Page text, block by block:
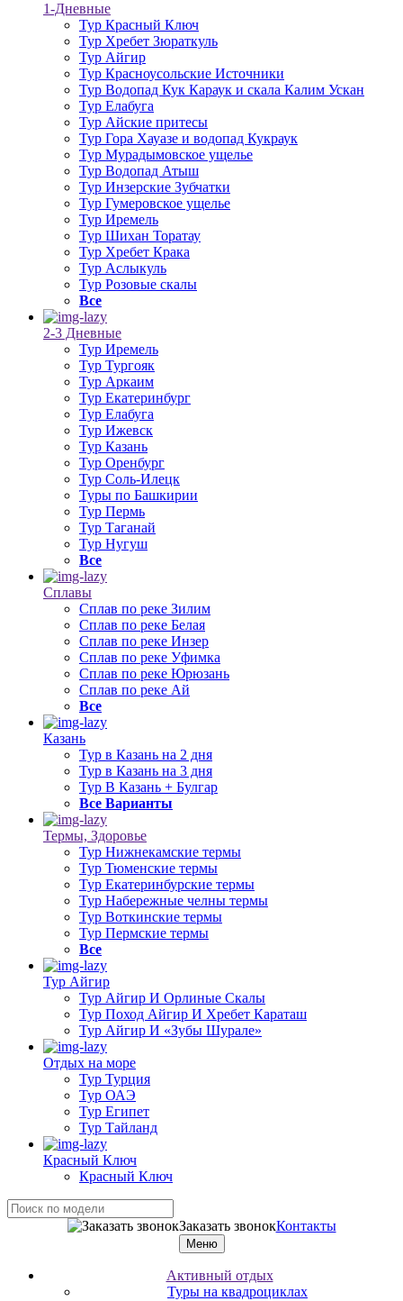
1-Дневные
Тур Красный Ключ
Тур Хребет Зюраткуль
Тур Айгир
Тур Красноусольские Источники
Тур Водопад Кук Караук и скала Калим Ускан
Тур Елабуга
Тур Айские притесы
Тур Гора Хауазе и водопад Кукраук
Тур Мурадымовское ущелье
Тур Водопад Атыш
Тур Инзерские Зубчатки
Тур Гумеровское ущелье
Тур Иремель
Тур Шихан Торатау
Тур Хребет Крака
Тур Аслыкуль
Тур Розовые скалы
Все
2-3 Дневные
Тур Иремель
Тур Тургояк
Тур Аркаим
Тур Екатеринбург
Тур Елабуга
Тур Ижевск
Тур Казань
Тур Оренбург
Тур Соль-Илецк
Туры по Башкирии
Тур Пермь
Тур Таганай
Тур Нугуш
Все
Сплавы
Сплав по реке Зилим
Сплав по реке Белая
Сплав по реке Инзер
Сплав по реке Уфимка
Сплав по реке Юрюзань
Сплав по реке Ай
Все
Казань
Тур в Казань на 2 дня
Тур в Казань на 3 дня
Тур В Казань + Булгар
Все Варианты
Термы, Здоровье
Тур Нижнекамские термы
Тур Тюменские термы
Тур Екатеринбурские термы
Тур Набережные челны термы
Тур Воткинские термы
Тур Пермские термы
Все
Тур Айгир
Тур Айгир И Орлиные Скалы
Тур Поход Айгир И Хребет Караташ
Тур Айгир И «Зубы Шурале»
Отдых на море
Тур Турция
Тур ОАЭ
Тур Египет
Тур Тайланд
Красный Ключ
Красный Ключ
Заказать звонокКонтакты
Меню
Активный отдых
Туры на квадроциклах